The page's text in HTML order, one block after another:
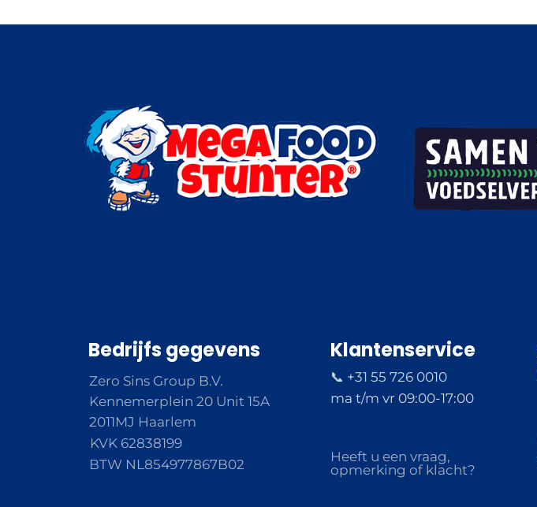
Bedrijfs gegevens
Zero Sins Group B.V.
Kennemerplein 20 Unit 15A
2011MJ Haarlem
KVK 62838199
BTW NL854977867B02
Klantenservice
📞 +31 55 726 0010
ma t/m vr 09:00-17:00
Heeft u een vraag,
opmerking of klacht?